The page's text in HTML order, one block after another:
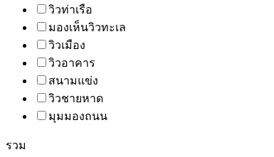
วิวท่าเรือ
มองเห็นวิวทะเล
วิวเมือง
วิวอาคาร
สนามแข่ง
วิวชายหาด
มุมมองถนน
รวม